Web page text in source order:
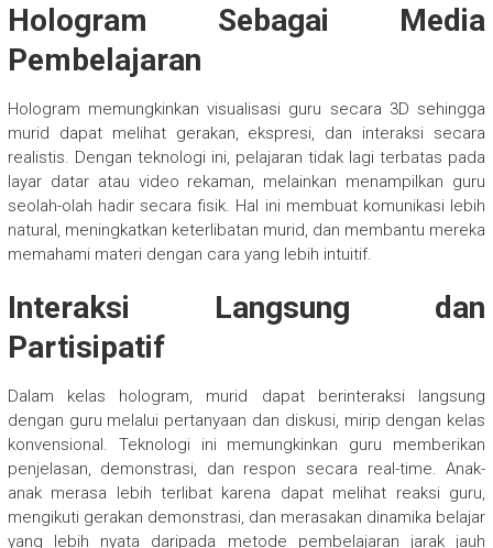
Hologram Sebagai Media
Pembelajaran
Hologram memungkinkan visualisasi guru secara 3D sehingga
murid dapat melihat gerakan, ekspresi, dan interaksi secara
realistis. Dengan teknologi ini, pelajaran tidak lagi terbatas pada
layar datar atau video rekaman, melainkan menampilkan guru
seolah-olah hadir secara fisik. Hal ini membuat komunikasi lebih
natural, meningkatkan keterlibatan murid, dan membantu mereka
memahami materi dengan cara yang lebih intuitif.
Interaksi Langsung dan
Partisipatif
Dalam kelas hologram, murid dapat berinteraksi langsung
dengan guru melalui pertanyaan dan diskusi, mirip dengan kelas
konvensional. Teknologi ini memungkinkan guru memberikan
penjelasan, demonstrasi, dan respon secara real-time. Anak-
anak merasa lebih terlibat karena dapat melihat reaksi guru,
mengikuti gerakan demonstrasi, dan merasakan dinamika belajar
yang lebih nyata daripada metode pembelajaran jarak jauh